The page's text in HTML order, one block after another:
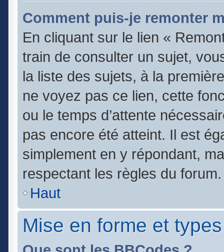
Comment puis-je remonter
En cliquant sur le lien «
train de consulter un sujet,
la liste des sujets, à la
ne voyez pas ce lien, cette
ou le temps d’attente
pas encore été atteint. Il est
simplement en y répondant,
respectant les règles du forum.
Haut
Mise en forme et